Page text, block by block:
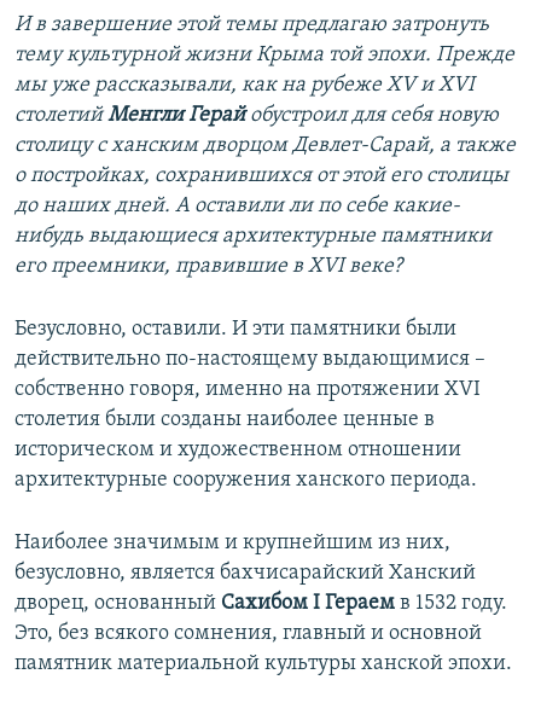
И в завершение этой темы предлагаю затронуть
тему культурной жизни Крыма той эпохи. Прежде
мы уже рассказывали, как на рубеже XV и XVI
столетийМенгли Герайобустроил для себя новую
столицу с ханским дворцом Девлет-Сарай, а также
о постройках, сохранившихся от этой его столицы
до наших дней. А оставили ли по себе какие-
нибудь выдающиеся архитектурные памятники
его преемники, правившие в XVI веке?
Безусловно, оставили. И эти памятники были
действительно по-настоящему выдающимися –
собственно говоря, именно на протяжении XVI
столетия были созданы наиболее ценные в
историческом и художественном отношении
архитектурные сооружения ханского периода.
Наиболее значимым и крупнейшим из них,
безусловно, является бахчисарайский Ханский
дворец, основанный Сахибом I Гераем в 1532 году.
Это, без всякого сомнения, главный и основной
памятник материальной культуры ханской эпохи.